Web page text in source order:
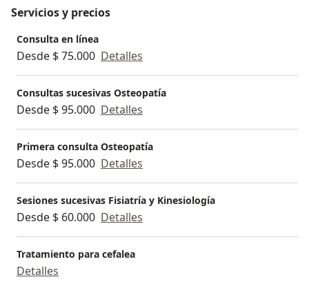
Servicios y precios
Consulta en línea
Desde $ 75.000 Detalles
Consultas sucesivas Osteopatía
Desde $ 95.000 Detalles
Primera consulta Osteopatía
Desde $ 95.000 Detalles
Sesiones sucesivas Fisiatría y Kinesiología
Desde $ 60.000 Detalles
Tratamiento para cefalea
Detalles